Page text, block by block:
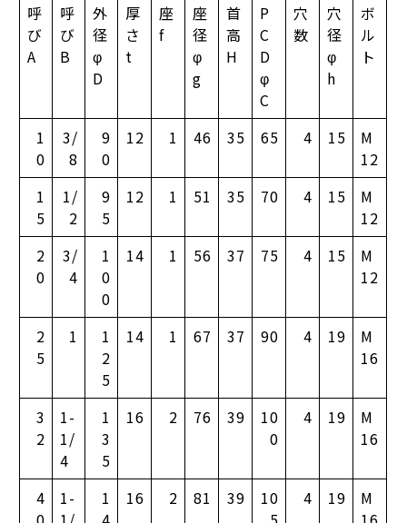
呼
び
A
呼
び
B
外
径
φ
D
厚
さ
t
座
f
座
径
φ
g
首
高
H
P
C
D
φ
C
穴
数
穴
径
φ
h
ボ
ル
ト
1
0
3/
8
9
0
12 1 46 35 65 4 15
M
12
1
5
1/
2
9
5
12 1 51 35 70 4 15
M
12
2
0
3/
4
1
0
0
14 1 56 37 75 4 15
M
12
2
5
1
1
2
5
14 1 67 37 90 4 19
M
16
3
2
1-
1/
4
1
3
5
16 2 76 39
10
0
4 19
M
16
4
1-
1
16 2 81 39
10
4 19
M